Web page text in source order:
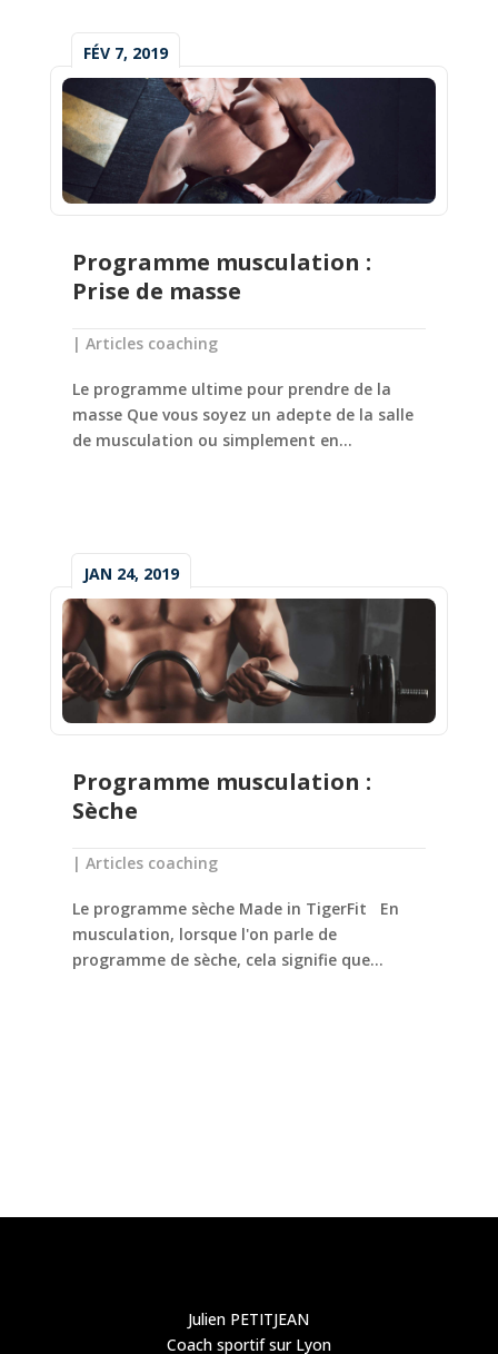
Programme musculation :
Prise de masse
FÉV 7, 2019
| Articles coaching
Le programme ultime pour prendre de la
masse Que vous soyez un adepte de la salle
de musculation ou simplement en...
Programme musculation :
Sèche
JAN 24, 2019
| Articles coaching
Le programme sèche Made in TigerFit En
musculation, lorsque l'on parle de
programme de sèche, cela signifie que...
Julien PETITJEAN
Coach sportif sur Lyon